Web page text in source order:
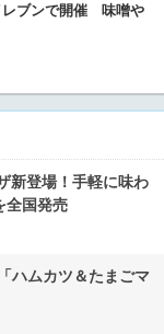
レブンで開催 味噌や
新登場！手軽に味わ
全国発売
ハムカツ＆たまごマ